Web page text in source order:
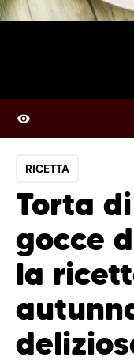
RICETTA
Torta
gocce
la